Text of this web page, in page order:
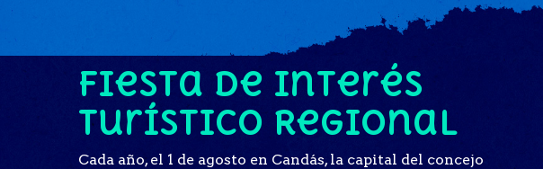
Fiesta de Interés
Turístico Regional
Cada año, el 1 de agosto en Candás, la capital del concejo